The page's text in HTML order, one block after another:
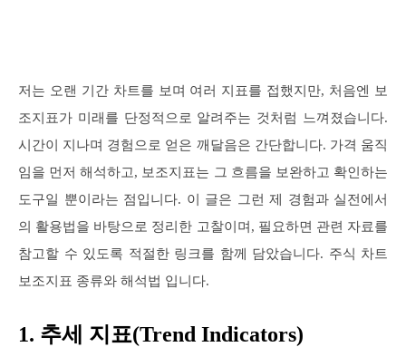
저는 오랜 기간 차트를 보며 여러 지표를 접했지만, 처음엔 보
조지표가 미래를 단정적으로 알려주는 것처럼 느껴졌습니다.
시간이 지나며 경험으로 얻은 깨달음은 간단합니다. 가격 움직
임을 먼저 해석하고, 보조지표는 그 흐름을 보완하고 확인하는
도구일 뿐이라는 점입니다. 이 글은 그런 제 경험과 실전에서
의 활용법을 바탕으로 정리한 고찰이며, 필요하면 관련 자료를
참고할 수 있도록 적절한 링크를 함께 담았습니다. 주식 차트
보조지표 종류와 해석법 입니다.
1. 추세 지표(Trend Indicators)